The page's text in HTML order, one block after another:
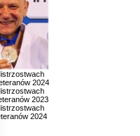
2024
2023
2024